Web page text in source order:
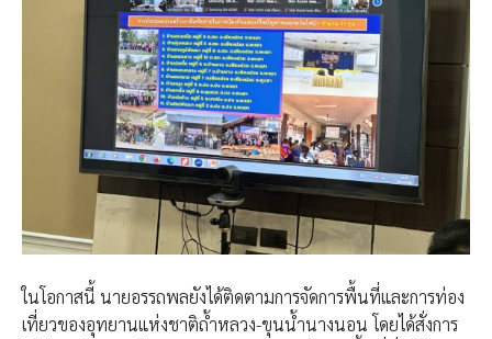
ในโอกาสนี้ นายอรรถพลยังได้ติดตามการจัดการพื้นที่และการท่อง
เที่ยวของอุทยานแห่งชาติถ้ำหลวง-ขุนน้ำนางนอน โดยได้สั่งการ